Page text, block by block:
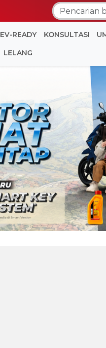
EV-READY KONSULTASI
LELANG